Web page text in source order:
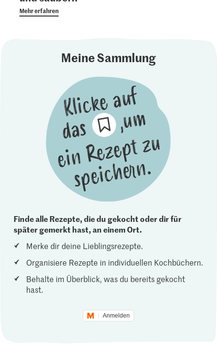
Mehr erfahren
Meine Sammlung
Finde alle Rezepte, die du gekocht oder dir für
später gemerkt hast, an einem Ort.
Merke dir deine Lieblingsrezepte.
Organisiere Rezepte in individuellen Kochbüchern.
Behalte im Überblick, was du bereits gekocht
hast.
Anmelden